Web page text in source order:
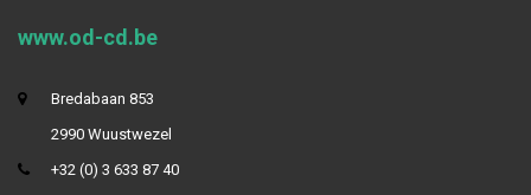
www.od-cd.be
Bredabaan 853
2990 Wuustwezel
+32 (0) 3 633 87 40